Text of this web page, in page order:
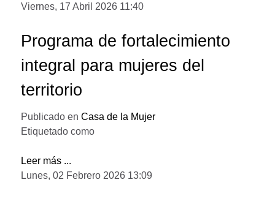
Viernes, 17 Abril 2026 11:40
Programa de fortalecimiento
integral para mujeres del
territorio
Publicado en Casa de la Mujer
Etiquetado como
Leer más ...
Lunes, 02 Febrero 2026 13:09